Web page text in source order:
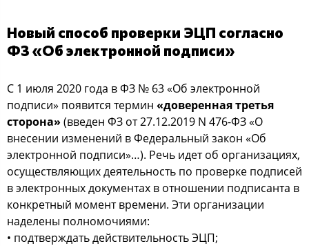
Новый способ проверки ЭЦП согласно
ФЗ «Об электронной подписи»
С 1 июля 2020 года в ФЗ № 63 «Об электронной
подписи» появится термин «доверенная третья
сторона» (введен ФЗ от 27.12.2019 N 476-ФЗ «О
внесении изменений в Федеральный закон «Об
электронной подписи»…). Речь идет об организациях,
осуществляющих деятельность по проверке подписей
в электронных документах в отношении подписанта в
конкретный момент времени. Эти организации
наделены полномочиями:
• подтверждать действительность ЭЦП;